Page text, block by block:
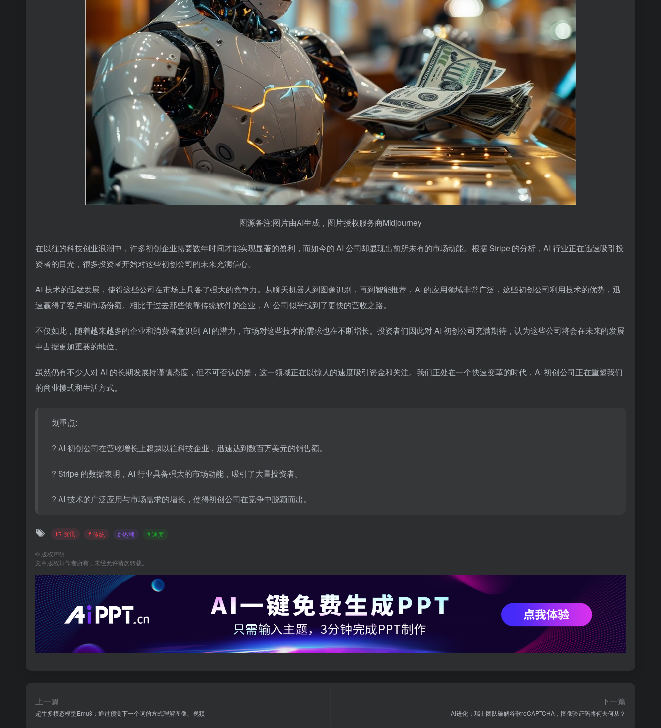
图源备注:图片由AI生成，图片授权服务商Midjourney
在以往的科技创业浪潮中，许多初创企业需要数年时间才能实现显著的盈利，而如今的 AI 公司却显现出前所未有的市场动能。根据 Stripe 的分析，AI 行业正在迅速吸引投
资者的目光，很多投资者开始对这些初创公司的未来充满信心。
AI 技术的迅猛发展，使得这些公司在市场上具备了强大的竞争力。从聊天机器人到图像识别，再到智能推荐，AI 的应用领域非常广泛，这些初创公司利用技术的优势，迅
速赢得了客户和市场份额。相比于过去那些依靠传统软件的企业，AI 公司似乎找到了更快的营收之路。
不仅如此，随着越来越多的企业和消费者意识到 AI 的潜力，市场对这些技术的需求也在不断增长。投资者们因此对 AI 初创公司充满期待，认为这些公司将会在未来的发展
中占据更加重要的地位。
虽然仍有不少人对 AI 的长期发展持谨慎态度，但不可否认的是，这一领域正在以惊人的速度吸引资金和关注。我们正处在一个快速变革的时代，AI 初创公司正在重塑我们
的商业模式和生活方式。
划重点:
? AI 初创公司在营收增长上超越以往科技企业，迅速达到数百万美元的销售额。
? Stripe 的数据表明，AI 行业具备强大的市场动能，吸引了大量投资者。
? AI 技术的广泛应用与市场需求的增长，使得初创公司在竞争中脱颖而出。
资讯 # 传统 # 热潮 # 速度
© 版权声明
文章版权归作者所有，未经允许请勿转载。
上一篇
超牛多模态模型Emu3：通过预测下一个词的方式理解图像、视频
下一篇
AI进化：瑞士团队破解谷歌reCAPTCHA，图像验证码将何去何从？